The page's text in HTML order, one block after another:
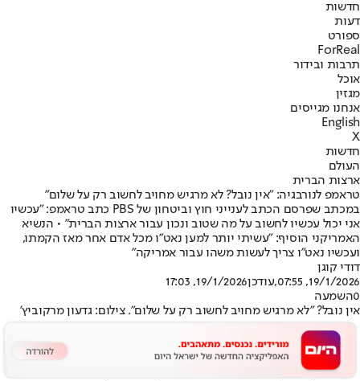
חדשות
דעות
ספורט
ForReal
תרבות ובידור
אוכל
מגזין
אנחנו מגייסים
English
X
חדשות
העולם
ארצות הברית
טראמפ לנורבגיה: ״אין נובל? לא מרגיש מחויב לחשוב רק על שלום״
במכתב שפרסם הכתב לענייני חוץ וביטחון של PBS כתב טראמפ: ״עכשיו
אני יכול עכשיו לחשוב על מה שטוב ונכון עבור ארצות הברית" • הנשיא
האמריקני הוסיף: ״עשיתי יותר למען נאט״ו מכל אדם אחר מאז הקמתו,
ועכשיו נאט״ו צריך לעשות משהו עבור אמריקה"
דודי קוגן
19/1/2026, 07:55
,עודכן19/1/2026, 17:03
0השמעה
אין נובל? ״לא מרגיש מחויב לחשוב רק על שלום״. צילום: גדעון מרקוביץ'